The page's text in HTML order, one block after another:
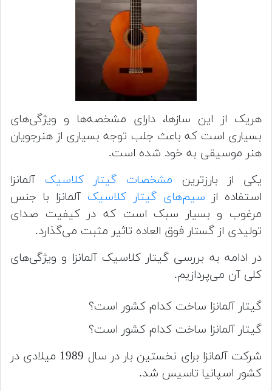
هریک از این سازها، دارای مشخصه‌ها و ویژگی‌های
بسیاری است که باعث جلب توجه بسیاری از هنرجویان
هنر موسیقی به خود شده است.
یکی از بارزترین مشخصات گیتار کلاسیک آلمانزا
استفاده از سیم‌های گیتار کلاسیک آلمانزا با جنس
مرغوب و بسیار سبک است که در کیفیت صدای
تولیدی از گستار فوق العاده تاثیر مثبت می‌گذارد.
در ادامه به بررسی گیتار کلاسیک آلمانزا و ویژگی‌های
کلی آن می‌پردازیم.
گیتار آلمانزا ساخت کدام کشور است؟
گیتار آلمانزا ساخت کدام کشور است؟
شرکت آلمانزا برای نخستین بار در سال 1989 میلادی در
کشور اسپانیا تاسیس شد.